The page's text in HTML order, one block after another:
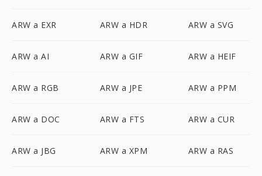
ARW a EXR ARW a HDR ARW a SVG
ARW a AI ARW a GIF ARW a HEIF
ARW a RGB ARW a JPE ARW a PPM
ARW a DOC ARW a FTS ARW a CUR
ARW a JBG ARW a XPM ARW a RAS